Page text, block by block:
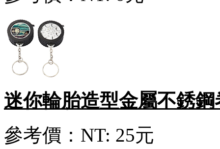
迷你輪胎造型金屬不銹
參考價： NT: 25元